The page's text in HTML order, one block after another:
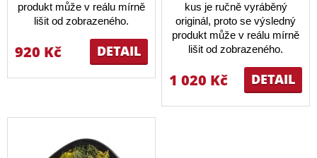
produkt může v reálu mírně
lišit od zobrazeného.
DETAIL
920 Kč
kus je ručně vyráběný
originál, proto se výsledný
produkt může v reálu mírně
lišit od zobrazeného.
DETAIL
1 020 Kč